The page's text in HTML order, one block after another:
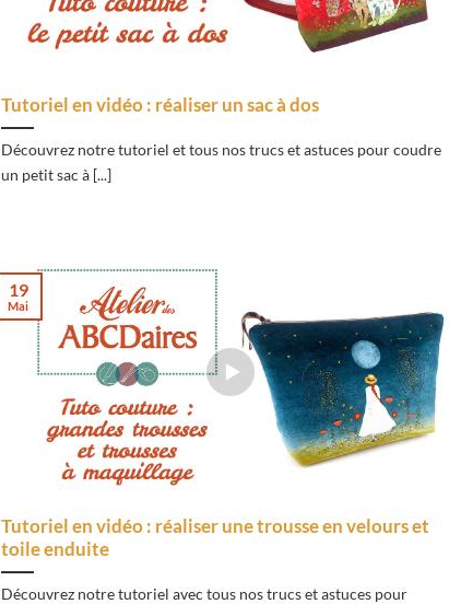
Tutoriel en vidéo : réaliser un sac à dos
Découvrez notre tutoriel et tous nos trucs et astuces pour coudre
un petit sac à [...]
Tutoriel en vidéo : réaliser une trousse en velours et
toile enduite
Découvrez notre tutoriel avec tous nos trucs et astuces pour
19
Mai